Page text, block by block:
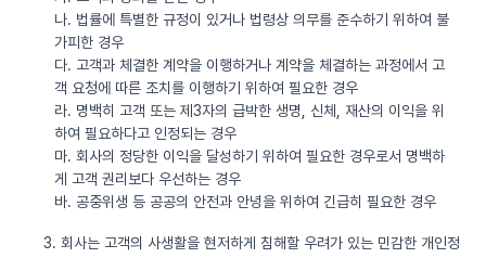
나. 법률에 특별한 규정이 있거나 법령상 의무를 준수하기 위하여 불
가피한 경우
다. 고객과 체결한 계약을 이행하거나 계약을 체결하는 과정에서 고
객 요청에 따른 조치를 이행하기 위하여 필요한 경우
라. 명백히 고객 또는 제3자의 급박한 생명, 신체, 재산의 이익을 위
하여 필요하다고 인정되는 경우
마. 회사의 정당한 이익을 달성하기 위하여 필요한 경우로서 명백하
게 고객 권리보다 우선하는 경우
바. 공중위생 등 공공의 안전과 안녕을 위하여 긴급히 필요한 경우
3. 회사는 고객의 사생활을 현저하게 침해할 우려가 있는 민감한 개인정